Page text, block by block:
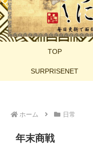
TOP
SURPRISENET
ホーム 日常
年末商戦